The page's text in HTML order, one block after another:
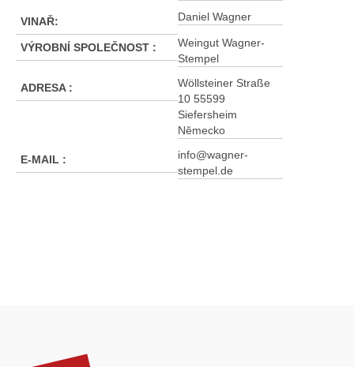
VINAŘ: Daniel Wagner
VÝROBNÍ SPOLEČNOST :
Weingut Wagner-
Stempel
ADRESA :
Wöllsteiner Straße
10 55599
Siefersheim
Německo
E-MAIL :
info@wagner-
stempel.de